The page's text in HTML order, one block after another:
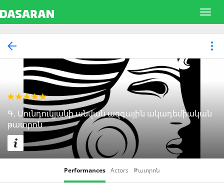
Գ. Սունդուկյանի անվան ազգային ակադեմիական
թատրոն
Performances Actors Թատրոն